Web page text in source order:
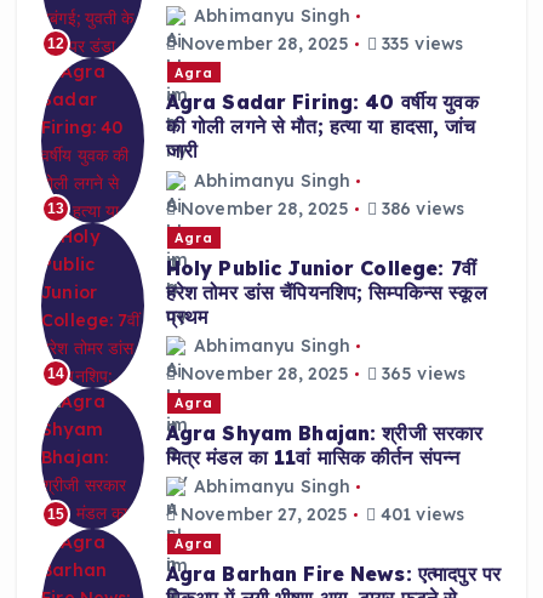
12
Abhimanyu Singh
November 28, 2025
335 views
13
Agra
Agra Sadar Firing: 40 वर्षीय युवक
की गोली लगने से मौत; हत्या या हादसा, जांच
जारी
Abhimanyu Singh
November 28, 2025
386 views
14
Agra
Holy Public Junior College: 7वीं
हरेश तोमर डांस चैंपियनशिप; सिम्पकिन्स स्कूल
प्रथम
Abhimanyu Singh
November 28, 2025
365 views
15
Agra
Agra Shyam Bhajan: श्रीजी सरकार
मित्र मंडल का 11वां मासिक कीर्तन संपन्न
Abhimanyu Singh
November 27, 2025
401 views
Agra
Agra Barhan Fire News: एत्मादपुर पर